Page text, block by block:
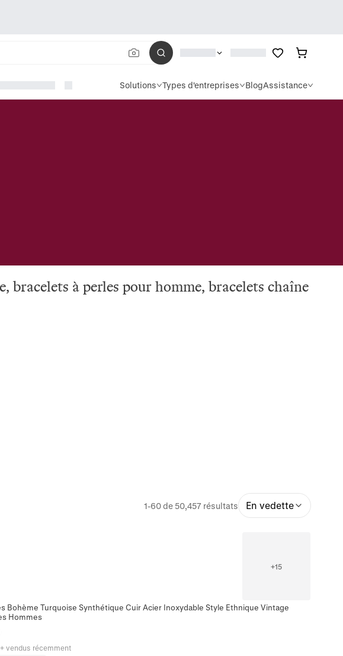
Solutions Types d'entreprises BlogAssistance
bracelets à perles pour homme, bracelets chaîne
1-60 de 50,457 résultats En vedette
+15
Bohème Turquoise Synthétique Cuir Acier Inoxydable Style Ethnique Vintage
Hommes
vendus récemment